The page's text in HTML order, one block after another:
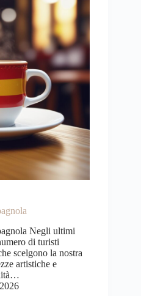
Negli ultimi
di turisti
scelgono la nostra
artistiche e